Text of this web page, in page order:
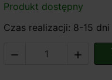
Produkt dostępny
Czas realizacji: 8-15 dni
 